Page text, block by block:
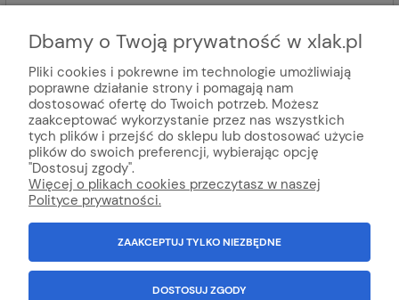
Dbamy o Twoją prywatność w xlak.pl
Pliki cookies i pokrewne im technologie umożliwiają
poprawne działanie strony i pomagają nam
dostosować ofertę do Twoich potrzeb. Możesz
zaakceptować wykorzystanie przez nas wszystkich
tych plików i przejść do sklepu lub dostosować użycie
plików do swoich preferencji, wybierając opcję
"Dostosuj zgody".
Więcej o plikach cookies przeczytasz w naszej
Polityce prywatności.
ZAAKCEPTUJ TYLKO NIEZBĘDNE
DOSTOSUJ ZGODY